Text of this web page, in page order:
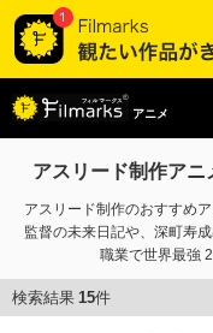
アニメ
アスリード制作ア
アスリード制作のおすすめ
監督の未来日記や、深町寿
職業で世界最強
検索結果 15件